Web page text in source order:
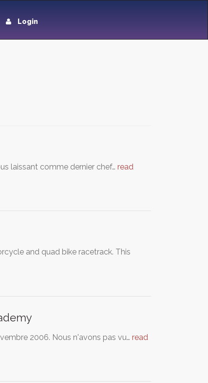
Login
laissant comme dernier chef… read
and quad bike racetrack. This
2006. Nous n'avons pas vu… read